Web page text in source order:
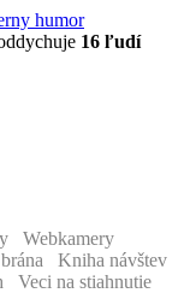
humor
16 ľudí
Webkamery
Kniha návštev
Veci na stiahnutie